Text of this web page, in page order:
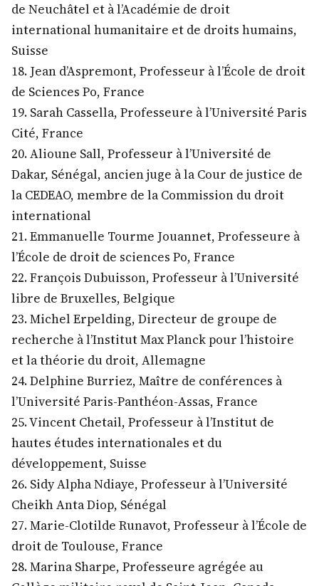
de Neuchâtel et à l’Académie de droit
international humanitaire et de droits humains,
Suisse
18. Jean d’Aspremont, Professeur à l’École de droit
de Sciences Po, France
19. Sarah Cassella, Professeure à l’Université Paris
Cité, France
20. Alioune Sall, Professeur à l’Université de
Dakar, Sénégal, ancien juge à la Cour de justice de
la CEDEAO, membre de la Commission du droit
international
21. Emmanuelle Tourme Jouannet, Professeure à
l’École de droit de sciences Po, France
22. François Dubuisson, Professeur à l’Université
libre de Bruxelles, Belgique
23. Michel Erpelding, Directeur de groupe de
recherche à l’Institut Max Planck pour l’histoire
et la théorie du droit, Allemagne
24. Delphine Burriez, Maître de conférences à
l’Université Paris-Panthéon-Assas, France
25. Vincent Chetail, Professeur à l’Institut de
hautes études internationales et du
développement, Suisse
26. Sidy Alpha Ndiaye, Professeur à l’Université
Cheikh Anta Diop, Sénégal
27. Marie-Clotilde Runavot, Professeur à l’École de
droit de Toulouse, France
28. Marina Sharpe, Professeure agrégée au